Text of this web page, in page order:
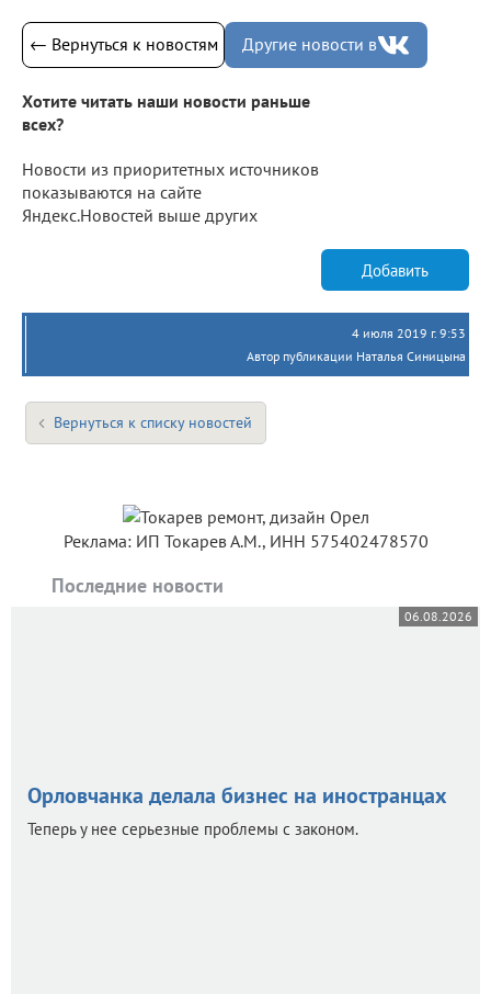
← Вернуться к новостям Другие новости в
Хотите читать наши новости раньше
всех?
Новости из приоритетных источников
показываются на сайте
Яндекс.Новостей выше других
Добавить
4 июля 2019 г. 9:53
Автор публикации Наталья Синицына
Вернуться к списку новостей
Реклама: ИП Токарев А.М., ИНН 575402478570
Последние новости
06.08.2026
Орловчанка делала бизнес на иностранцах
Теперь у нее серьезные проблемы с законом.